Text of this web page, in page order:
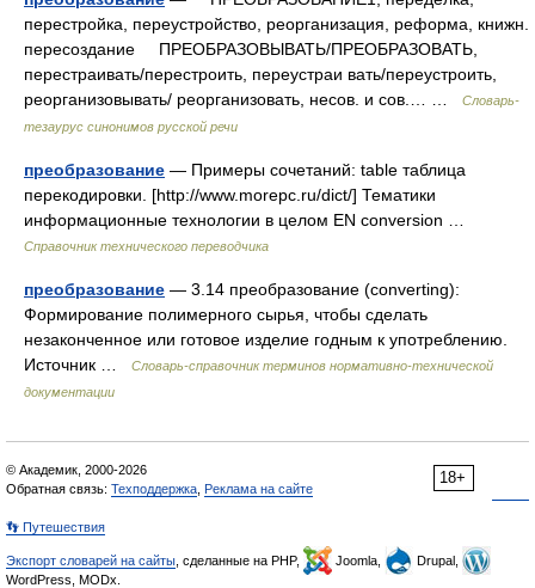
перестройка, переустройство, реорганизация, реформа, книжн.
пересоздание ПРЕОБРАЗОВЫВАТЬ/ПРЕОБРАЗОВАТЬ,
перестраивать/перестроить, переустраи вать/переустроить,
реорганизовывать/ реорганизовать, несов. и сов.… …
Словарь-
тезаурус синонимов русской речи
преобразование — Примеры сочетаний: table таблица
перекодировки. [http://www.morepc.ru/dict/] Тематики
информационные технологии в целом EN conversion …
Справочник технического переводчика
преобразование — 3.14 преобразование (converting):
Формирование полимерного сырья, чтобы сделать
незаконченное или готовое изделие годным к употреблению.
Источник …
Словарь-справочник терминов нормативно-технической
документации
18+
© Академик, 2000-2026
Обратная связь: Техподдержка Реклама на сайте
👣 Путешествия
Экспорт словарей на сайты , сделанные на PHP, Joomla,
Drupal,
WordPress, MODx.